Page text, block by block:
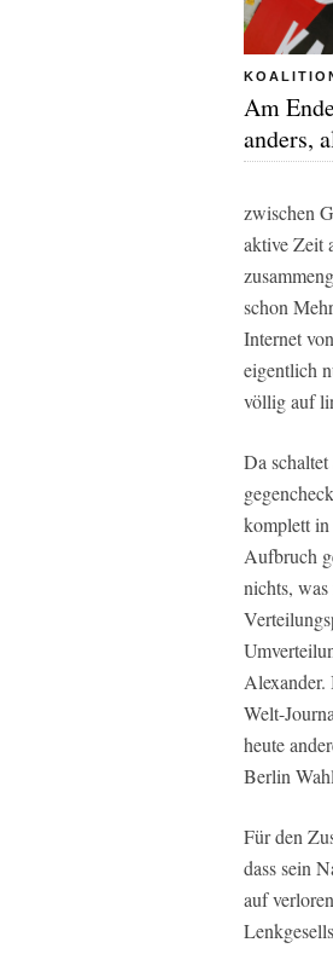
Am
anders,
zwischen
aktive Zeit
schon
Internet
eigentlich
völlig auf
Da
komplett in
Aufbruch
nichts,
Alexander.
Welt-
heute
Berlin
Für den
dass sein
auf